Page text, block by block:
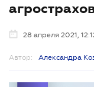
28 апреля 2021,
Автор: Александра